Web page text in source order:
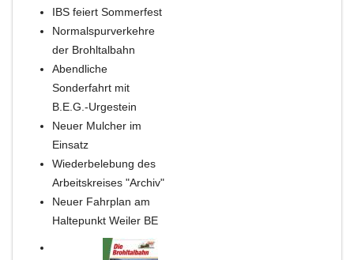
IBS feiert Sommerfest
Normalspurverkehre
der Brohltalbahn
Abendliche
Sonderfahrt mit
B.E.G.-Urgestein
Neuer Mulcher im
Einsatz
Wiederbelebung des
Arbeitskreises "Archiv"
Neuer Fahrplan am
Haltepunkt Weiler BE